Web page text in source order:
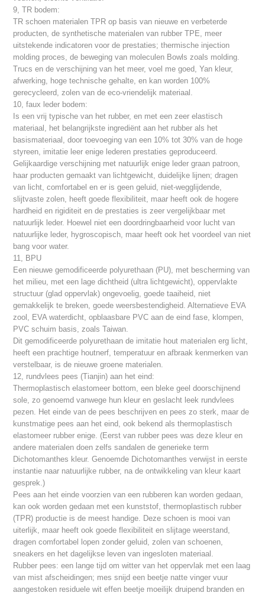
9, TR bodem:
TR schoen materialen TPR op basis van nieuwe en verbeterde
producten, de synthetische materialen van rubber TPE, meer
uitstekende indicatoren voor de prestaties; thermische injection
molding proces, de beweging van moleculen Bowls zoals molding.
Trucs en de verschijning van het meer, voel me goed, Yan kleur,
afwerking, hoge technische gehalte, en kan worden 100%
gerecycleerd, zolen van de eco-vriendelijk materiaal.
10, faux leder bodem:
Is een vrij typische van het rubber, en met een zeer elastisch
materiaal, het belangrijkste ingrediënt aan het rubber als het
basismateriaal, door toevoeging van een 10% tot 30% van de hoge
styreen, imitatie leer enige lederen prestaties geproduceerd.
Gelijkaardige verschijning met natuurlijk enige leder graan patroon,
haar producten gemaakt van lichtgewicht, duidelijke lijnen; dragen
van licht, comfortabel en er is geen geluid, niet-wegglijdende,
slijtvaste zolen, heeft goede flexibiliteit, maar heeft ook de hogere
hardheid en rigiditeit en de prestaties is zeer vergelijkbaar met
natuurlijk leder. Hoewel niet een doordringbaarheid voor lucht van
natuurlijke leder, hygroscopisch, maar heeft ook het voordeel van niet
bang voor water.
11, BPU
Een nieuwe gemodificeerde polyurethaan (PU), met bescherming van
het milieu, met een lage dichtheid (ultra lichtgewicht), oppervlakte
structuur (glad oppervlak) ongevoelig, goede taaiheid, niet
gemakkelijk te breken, goede weersbestendigheid. Alternatieve EVA
zool, EVA waterdicht, opblaasbare PVC aan de eind fase, klompen,
PVC schuim basis, zoals Taiwan.
Dit gemodificeerde polyurethaan de imitatie hout materialen erg licht,
heeft een prachtige houtnerf, temperatuur en afbraak kenmerken van
verstelbaar, is de nieuwe groene materialen.
12, rundvlees pees (Tianjin) aan het eind:
Thermoplastisch elastomeer bottom, een bleke geel doorschijnend
sole, zo genoemd vanwege hun kleur en geslacht leek rundvlees
pezen. Het einde van de pees beschrijven en pees zo sterk, maar de
kunstmatige pees aan het eind, ook bekend als thermoplastisch
elastomeer rubber enige. (Eerst van rubber pees was deze kleur en
andere materialen doen zelfs sandalen de generieke term
Dichotomanthes kleur. Genoemde Dichotomanthes verwijst in eerste
instantie naar natuurlijke rubber, na de ontwikkeling van kleur kaart
gesprek.)
Pees aan het einde voorzien van een rubberen kan worden gedaan,
kan ook worden gedaan met een kunststof, thermoplastisch rubber
(TPR) productie is de meest handige. Deze schoen is mooi van
uiterlijk, maar heeft ook goede flexibiliteit en slijtage weerstand,
dragen comfortabel lopen zonder geluid, zolen van schoenen,
sneakers en het dagelijkse leven van ingesloten materiaal.
Rubber pees: een lange tijd om witter van het oppervlak met een laag
van mist afscheidingen; mes snijd een beetje natte vinger vuur
aangestoken residuele wit effen beetje moeilijk druipend branden en